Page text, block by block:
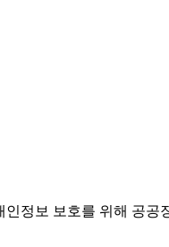
정보 보호를 위해 공